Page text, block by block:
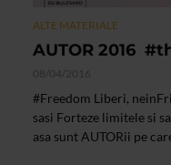
ALTE MATERIALE
AUTOR 2016
08/04/2016
#Freedom Liberi,
sa­si Forteze limitele si
asa sunt AUTORii pe